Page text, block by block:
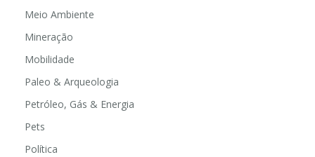
Meio Ambiente
Mineração
Mobilidade
Paleo & Arqueologia
Petróleo, Gás & Energia
Pets
Política